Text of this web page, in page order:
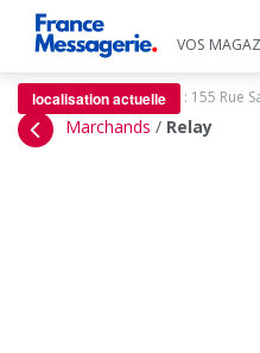
VOS
localisation actuelle : 155 Rue
Marchands / Relay